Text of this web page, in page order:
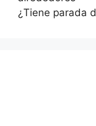
¿Tiene parada